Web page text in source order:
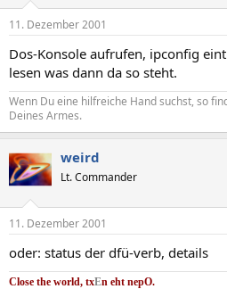
11. Dezember 2001
Dos-Konsole aufrufen, ipconfig
lesen was dann da so steht.
Wenn Du eine hilfreiche Hand suchst, so
Deines Armes.
weird
Lt. Commander
11. Dezember 2001
oder: status der dfü-verb, details
Close the world, txEn eht nepO.